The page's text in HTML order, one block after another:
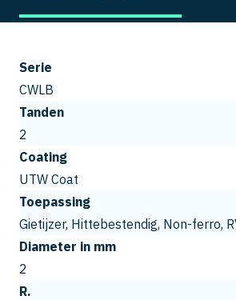
Serie
CWLB
Tanden
2
Coating
UTW Coat
Toepassing
Gietijzer, Hittebestendig, Non-ferro,
Diameter in mm
2
R.